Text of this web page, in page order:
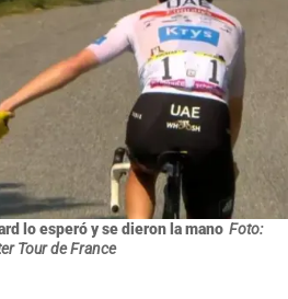
lo esperó y se dieron la mano Foto:
Tour de France